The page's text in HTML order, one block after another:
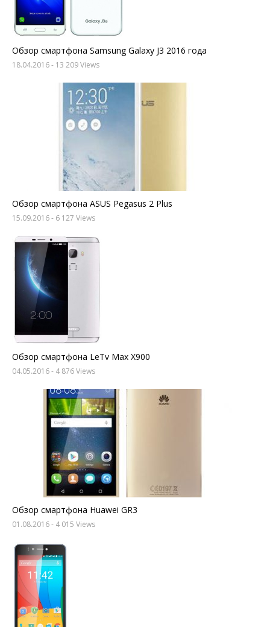
Обзор смартфона Samsung Galaxy J3 2016 года
18.04.2016- 13 209 Views
Обзор смартфона ASUS Pegasus 2 Plus
15.09.2016- 6 127 Views
Обзор смартфона LeTv Max X900
04.05.2016- 4 876 Views
Обзор смартфона Huawei GR3
01.08.2016- 4 015 Views